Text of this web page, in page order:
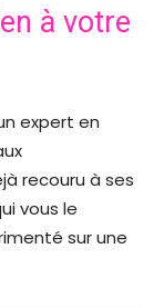
à votre
expert en
recouru à ses
vous le
sur une